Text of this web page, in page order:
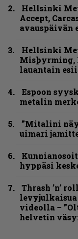
Hellsinki
Accept,
avauspäivän
Hellsinki
Misþyrming,
lauantain
Espoon
metalin
”Mitalini
uimari
hyppäsi
Thrash ’n’
videolla –
helvetin